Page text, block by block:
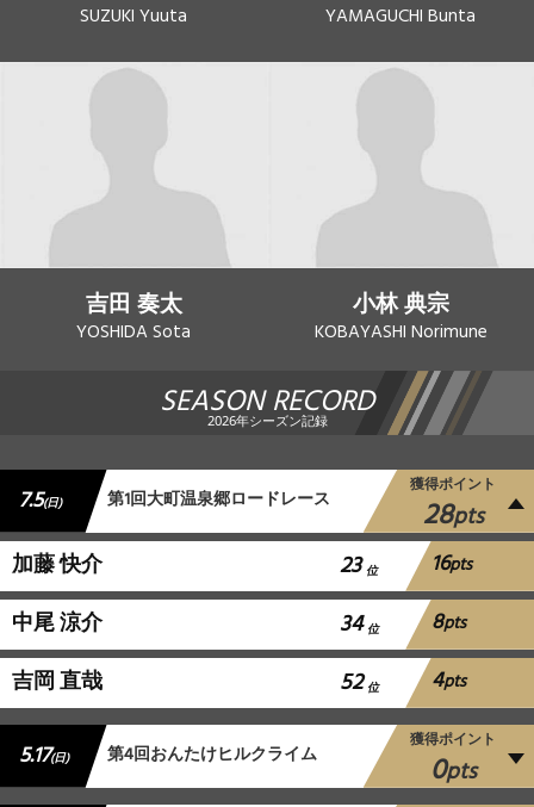
SUZUKI Yuuta YAMAGUCHI Bunta
吉田 奏太
YOSHIDA Sota
小林 典宗
KOBAYASHI Norimune
SEASON RECORD
2026年シーズン記録
7.5(日) 第1回大町温泉郷ロードレース
獲得ポイント
28pts
加藤 快介 23 位 16pts
中尾 涼介 34 位 8pts
吉岡 直哉 52 位 4pts
5.17(日) 第4回おんたけヒルクライム
獲得ポイント
0pts